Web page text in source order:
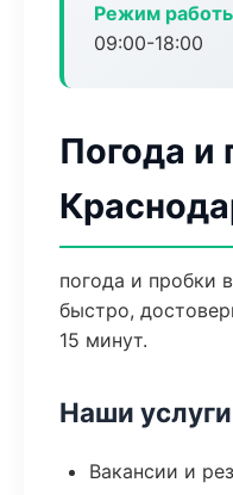
Режим
09:00-18:00
Погода и
погода и пробки
быстро,
15 минут.
Наши услуги
Вакансии и